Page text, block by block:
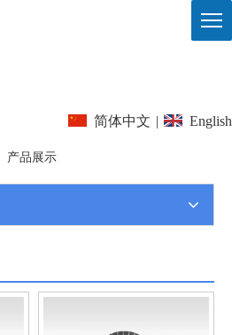
简体中文 | English
产品展示